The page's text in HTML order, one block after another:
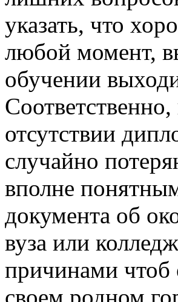
указать, что
любой момент,
обучении
отсутствии
случайно
вполне
документа об
вуза или
причинами чтоб
своем родном